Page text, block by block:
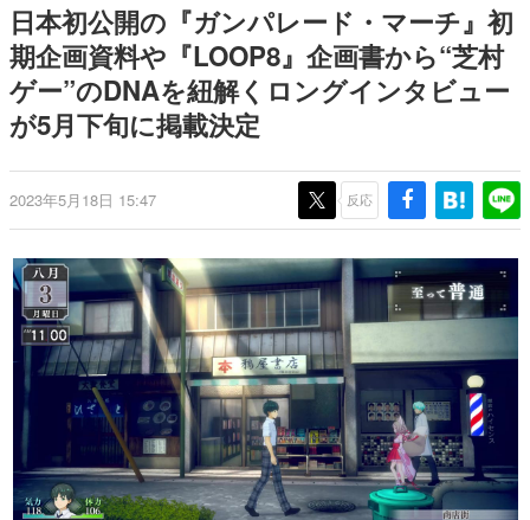
きます。
赫本
この物語を解いてはいけない。『赫本』は、〈試験問題〉
の形をした短編ホラー小説集です。
これからのデジタルゲーム市場を担う若きクリエイター達
の姿を追い、彼らのルーツと情熱を探っていきます。
ゲームに多大な影響を受けた作家さんに取材し、ゲームが
日本のコンテンツ産業やカルチャーに与えた影響を探る企
画です。
日本モバイルゲーム産業史
日本のモバイルゲーム史における主要なトピック・タイト
ルを網羅するほか、開発者へのインタビューや識者による
解説を掲載。約20年の歴史が一望できる決定版！
若ゲのいたり〜ゲームクリエイターの青春〜
『うつヌケ』『ペンと箸』等で知られるマンガ家・田中圭
一先生によるゲーム業界レポートマンガです。
日本初公開の『ガンパレード・マーチ』初
期企画資料や『LOOP8』企画書から“芝村
ゲー”のDNAを紐解くロングインタビュー
が5月下旬に掲載決定
2023年5月18日 15:47 反応